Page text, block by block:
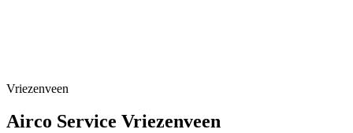
Vriezenveen
Airco Service Vriezenveen